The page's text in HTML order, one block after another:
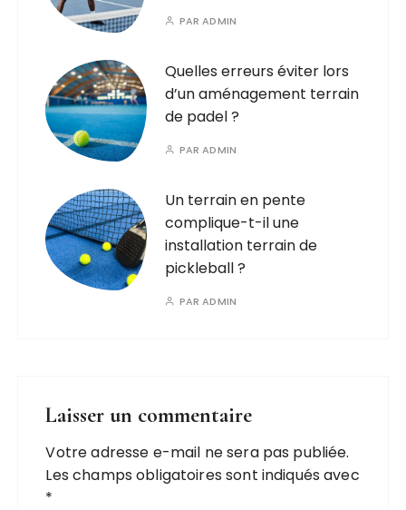
PARADMIN
Quelles erreurs éviter lors
d’un aménagement terrain
de padel ?
PARADMIN
Un terrain en pente
complique-t-il une
installation terrain de
pickleball ?
PARADMIN
Laisser un commentaire
Votre adresse e-mail ne sera pas publiée.
Les champs obligatoires sont indiqués avec
*